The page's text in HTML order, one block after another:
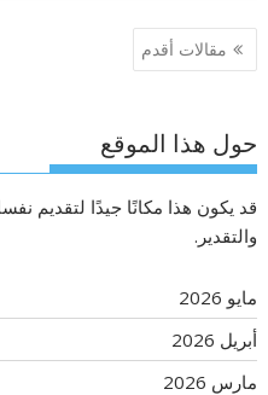
تصفّح
المقالات
مقالات أقدم
حول هذا الموقع
قد يكون هذا مكانًا جيدًا لتقديم
والتقدير.
مايو 2026
أبريل 2026
مارس 2026